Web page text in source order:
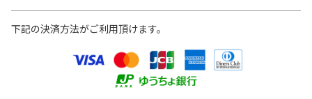
下記の決済方法がご利用頂けます。